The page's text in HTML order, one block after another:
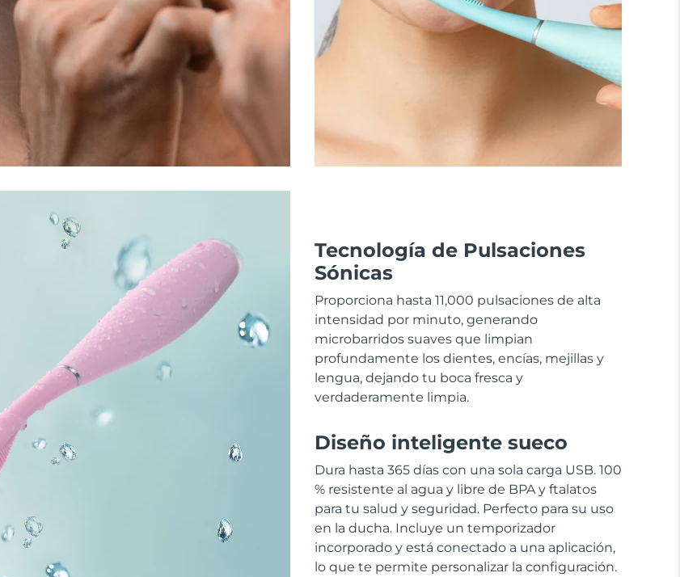
Tecnología de Pulsaciones
Sónicas
Proporciona hasta 11,000 pulsaciones de alta
intensidad por minuto, generando
microbarridos suaves que limpian
profundamente los dientes, encías, mejillas y
lengua, dejando tu boca fresca y
verdaderamente limpia.
Diseño inteligente sueco
Dura hasta 365 días con una sola carga USB. 100
% resistente al agua y libre de BPA y ftalatos
para tu salud y seguridad. Perfecto para su uso
en la ducha. Incluye un temporizador
incorporado y está conectado a una aplicación,
lo que te permite personalizar la configuración.